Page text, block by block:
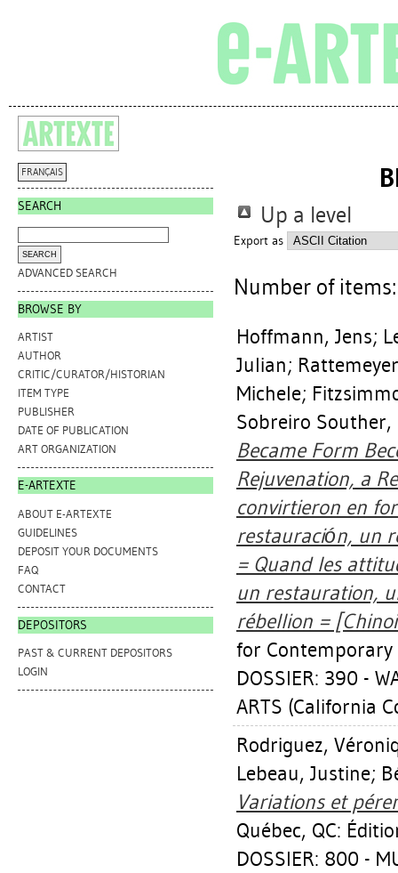
FRANÇAIS
SEARCH
ADVANCED SEARCH
BROWSE BY
ARTIST
AUTHOR
CRITIC/CURATOR/HISTORIAN
ITEM TYPE
PUBLISHER
DATE OF PUBLICATION
ART ORGANIZATION
E-ARTEXTE
ABOUT E-ARTEXTE
GUIDELINES
DEPOSIT YOUR DOCUMENTS
FAQ
CONTACT
DEPOSITORS
PAST & CURRENT DEPOSITORS
LOGIN
Up a level
Export as
Number of
Hoffmann, Jens;
Julian;
Michele;
Sobreiro Souther,
Became Form
Rejuvenation, a
convirtieron en
restauración, un
= Quand les
un restauration,
rébellion =
for Contemporary
DOSSIER: 390 -
ARTS (California
Rodriguez,
Lebeau, Justine;
Variations et
Québec, QC:
DOSSIER: 800 -